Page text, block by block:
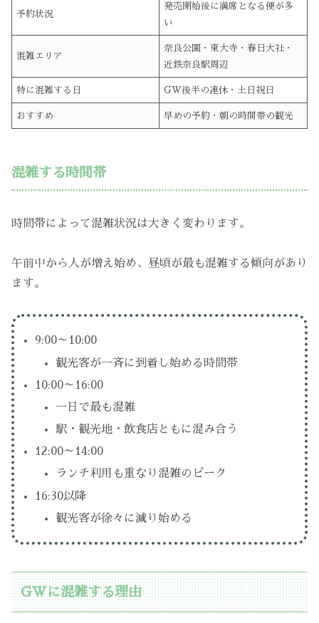
予約状況
発売開始後に満席となる便が多
い
混雑エリア
奈良公園・東大寺・春日大社・
近鉄奈良駅周辺
特に混雑する日 GW後半の連休・土日祝日
おすすめ 早めの予約・朝の時間帯の観光
混雑する時間帯
時間帯によって混雑状況は大きく変わります。
午前中から人が増え始め、昼頃が最も混雑する傾向があり
ます。
9:00～10:00
観光客が一斉に到着し始める時間帯
10:00～16:00
一日で最も混雑
駅・観光地・飲食店ともに混み合う
12:00～14:00
ランチ利用も重なり混雑のピーク
16:30以降
観光客が徐々に減り始める
GWに混雑する理由